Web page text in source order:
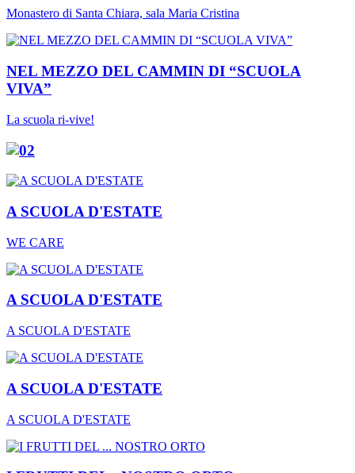
Monastero di Santa Chiara, sala Maria Cristina
NEL MEZZO DEL CAMMIN DI “SCUOLA
VIVA”
La scuola ri-vive!
A SCUOLA D'ESTATE
WE CARE
A SCUOLA D'ESTATE
A SCUOLA D'ESTATE
A SCUOLA D'ESTATE
A SCUOLA D'ESTATE